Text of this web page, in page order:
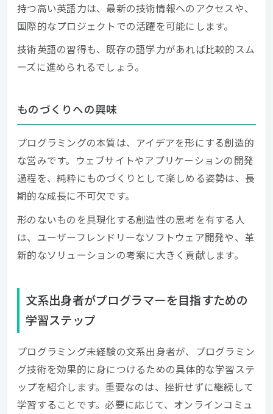
持つ高い英語力は、最新の技術情報へのアクセスや、
国際的なプロジェクトでの活躍を可能にします。
技術英語の習得も、既存の語学力があれば比較的スム
ーズに進められるでしょう。
ものづくりへの興味
プログラミングの本質は、アイデアを形にする創造的
な営みです。ウェブサイトやアプリケーションの開発
過程を、純粋にものづくりとして楽しめる姿勢は、長
期的な成長に不可欠です。
形のないものを具現化する創造性の思考を有する人
は、ユーザーフレンドリーなソフトウェア開発や、革
新的なソリューションの考案に大きく貢献します。
文系出身者がプログラマーを目指すための
学習ステップ
プログラミング未経験の文系出身者が、プログラミン
グ技術を効果的に身につけるための具体的な学習ステ
ップを紹介します。重要なのは、挫折せずに継続して
学習することです。必要に応じて、オンラインコミュ